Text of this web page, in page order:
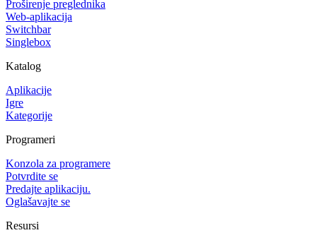
Proširenje preglednika
Web-aplikacija
Switchbar
Singlebox
Katalog
Aplikacije
Igre
Kategorije
Programeri
Konzola za programere
Potvrdite se
Predajte aplikaciju.
Oglašavajte se
Resursi